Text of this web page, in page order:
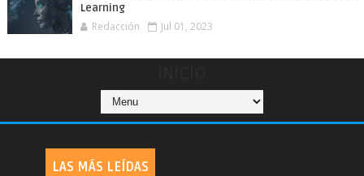
Learning
Redacción Jul 01, 2023
LAS MÁS LEÍDAS